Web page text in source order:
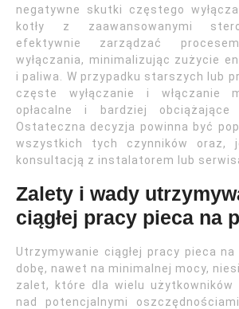
negatywne skutki częstego
kotły z zaawansowanymi
efektywnie zarządzać
wyłączania, minimalizując zużycie
i paliwa. W przypadku starszych lub
częste wyłączanie i włączanie
opłacalne i bardziej obciążające
Ostateczna decyzja powinna być
wszystkich tych czynników oraz,
konsultacją z instalatorem lub
Zalety i wady
ciągłej pracy pieca na
Utrzymywanie ciągłej pracy pieca
dobę, nawet na minimalnej mocy,
zalet, które dla wielu użytkowników
nad potencjalnymi